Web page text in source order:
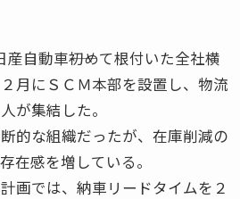
産自動車――初めて根付いた全社横
月にＳＣＭ本部を設置し、物流
が集結した。
的な組織だったが、在庫削減の
在感を増している。
画では、納車リードタイムを２